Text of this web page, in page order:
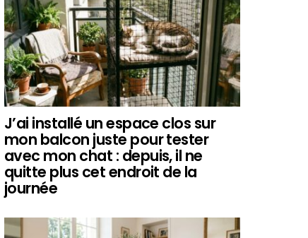
J’ai installé un espace clos sur
mon balcon juste pour tester
avec mon chat : depuis, il ne
quitte plus cet endroit de la
journée